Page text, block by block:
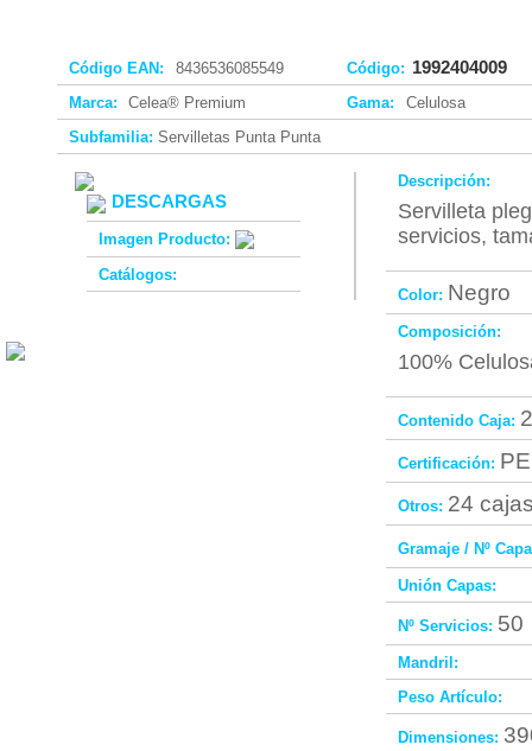
Código EAN: 8436536085549 Código: 1992404009
Marca: Celea® Premium Gama:
Celulosa
Subfamilia: Servilletas Punta Punta
DESCARGAS
Imagen Producto:
Catálogos:
Descripción:
Servilleta
servicios,
Color: Negro
Composición:
100%
Contenido Caja:
Certificación:
Otros: 24
Gramaje / Nº
Unión Capas:
Nº Servicios: 50
Mandril:
Peso Artículo:
Dimensiones: